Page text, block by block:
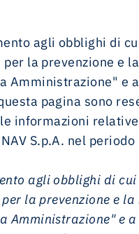
agli obblighi di
la prevenzione e
Amministrazione" e
pagina sono
informazioni
S.p.A. nel
agli obblighi di
la prevenzione e
Amministrazione" e